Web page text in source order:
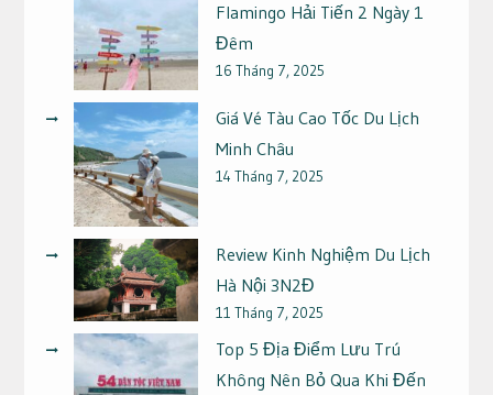
Flamingo Hải Tiến 2 Ngày 1
Đêm
16 Tháng 7, 2025
Giá Vé Tàu Cao Tốc Du Lịch
Minh Châu
14 Tháng 7, 2025
Review Kinh Nghiệm Du Lịch
Hà Nội 3N2Đ
11 Tháng 7, 2025
Top 5 Địa Điểm Lưu Trú
Không Nên Bỏ Qua Khi Đến